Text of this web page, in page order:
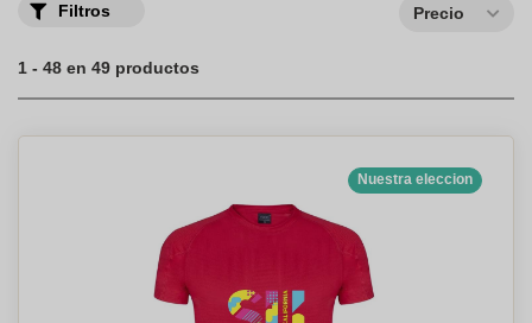
Filtros Precio
1 - 48 en 49 productos
Nuestra eleccion